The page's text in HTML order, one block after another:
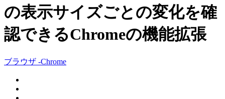
の表示サイズごとの変化を確
認できるChromeの機能拡張
ブラウザ -Chrome